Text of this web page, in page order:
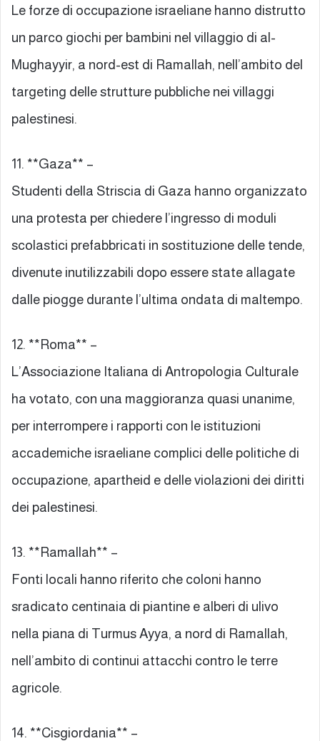
Le forze di occupazione israeliane hanno distrutto
un parco giochi per bambini nel villaggio di al-
Mughayyir, a nord-est di Ramallah, nell’ambito del
targeting delle strutture pubbliche nei villaggi
palestinesi.
11. **Gaza** –
Studenti della Striscia di Gaza hanno organizzato
una protesta per chiedere l’ingresso di moduli
scolastici prefabbricati in sostituzione delle tende,
divenute inutilizzabili dopo essere state allagate
dalle piogge durante l’ultima ondata di maltempo.
12. **Roma** –
L’Associazione Italiana di Antropologia Culturale
ha votato, con una maggioranza quasi unanime,
per interrompere i rapporti con le istituzioni
accademiche israeliane complici delle politiche di
occupazione, apartheid e delle violazioni dei diritti
dei palestinesi.
13. **Ramallah** –
Fonti locali hanno riferito che coloni hanno
sradicato centinaia di piantine e alberi di ulivo
nella piana di Turmus Ayya, a nord di Ramallah,
nell’ambito di continui attacchi contro le terre
agricole.
14. **Cisgiordania** –